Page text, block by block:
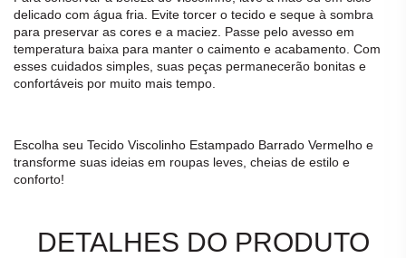
delicado com água fria. Evite torcer o tecido e seque à sombra
para preservar as cores e a maciez. Passe pelo avesso em
temperatura baixa para manter o caimento e acabamento. Com
esses cuidados simples, suas peças permanecerão bonitas e
confortáveis por muito mais tempo.
Escolha seu Tecido Viscolinho Estampado Barrado Vermelho e
transforme suas ideias em roupas leves, cheias de estilo e
conforto!
DETALHES DO PRODUTO